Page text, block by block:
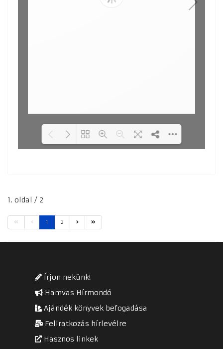
1. oldal / 2
1 2
Írjon nekünk!
Hamvas Hírmondó
Ajándék könyvek befogadása
Feliratkozás hírlevélre
Hasznos linkek